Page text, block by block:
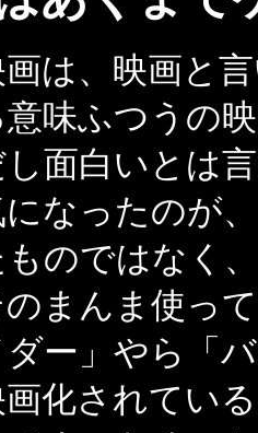
は、映画と
味ふつうの
し面白いとは
なったのが
のではなく
まんま使っ
ー」やら「
化されてい